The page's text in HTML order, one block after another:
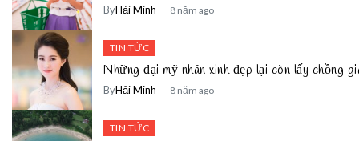
ByHải Minh 8 năm ago
TIN TỨC
Những đại mỹ nhân xinh đẹp lại còn lấy chồng
ByHải Minh 8 năm ago
TIN TỨC